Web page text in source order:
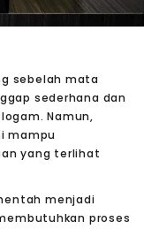
sebelah mata
sederhana dan
Namun,
mampu
yang terlihat
menjadi
proses